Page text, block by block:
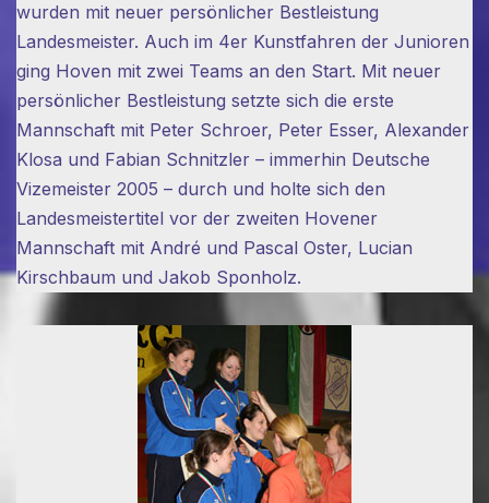
wurden mit neuer persönlicher Bestleistung
Landesmeister. Auch im 4er Kunstfahren der Junioren
ging Hoven mit zwei Teams an den Start. Mit neuer
persönlicher Bestleistung setzte sich die erste
Mannschaft mit Peter Schroer, Peter Esser, Alexander
Klosa und Fabian Schnitzler – immerhin Deutsche
Vizemeister 2005 – durch und holte sich den
Landesmeistertitel vor der zweiten Hovener
Mannschaft mit André und Pascal Oster, Lucian
Kirschbaum und Jakob Sponholz.